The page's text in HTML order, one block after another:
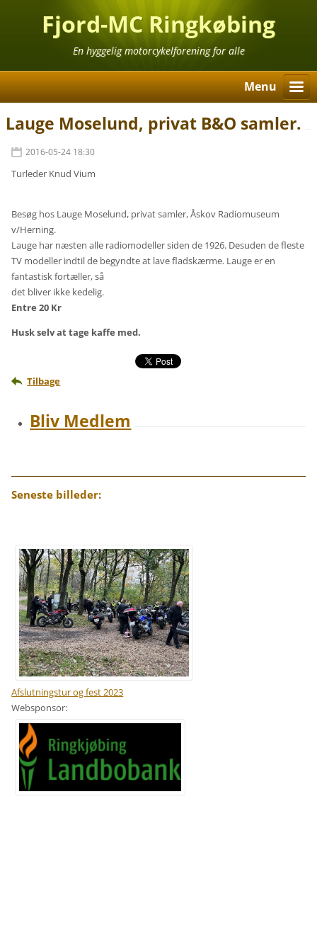
Fjord-MC Ringkøbing
En hyggelig motorcykelforening for alle
Menu
Lauge Moselund, privat B&O samler.
2016-05-24 18:30
Turleder Knud Vium
Besøg hos Lauge Moselund, privat samler, Åskov Radiomuseum
v/Herning.
Lauge har næsten alle radiomodeller siden de 1926. Desuden de fleste
TV modeller indtil de begyndte at lave fladskærme. Lauge er en
fantastisk fortæller, så
det bliver ikke kedelig.
Entre 20 Kr
Husk selv at tage kaffe med.
Tilbage
Bliv Medlem
Seneste billeder:
Afslutningstur og fest 2023
Websponsor: